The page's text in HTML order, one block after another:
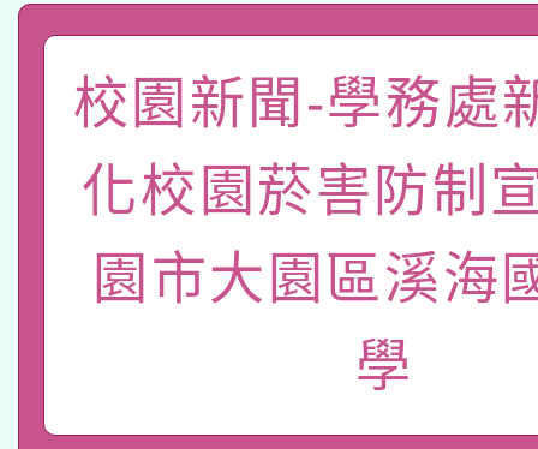
一案。
人員健康講座「吃得安
心」，鼓勵退休同仁踴
案。
招甄選結果公告(無人
招)
適應運動共學行動站研
本館辦理115年度閱讀
暨閱讀推動專業研習
科技賦能─人工智慧
礎課程
A3數位素養講師名單
本校115學年度第1次
第3次招考甄選結果公
校園新聞-學務處
化校園菸害防制
園市大園區溪海
學